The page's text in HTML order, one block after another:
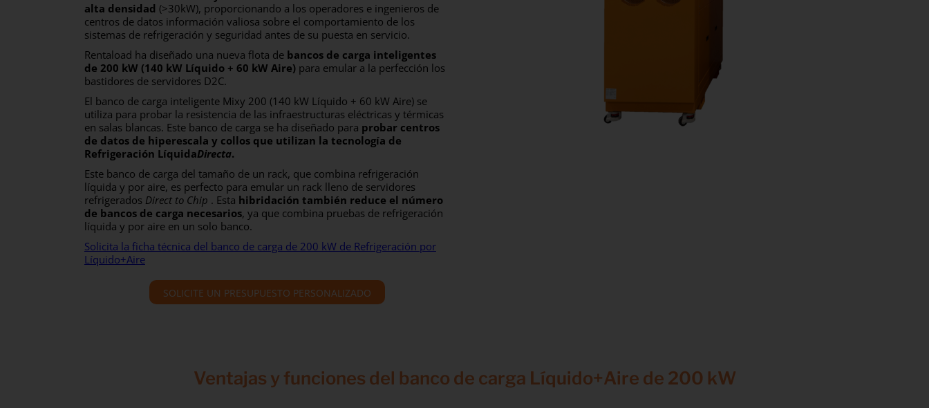
alta densidad (>30kW), proporcionando a los operadores e ingenieros de
centros de datos información valiosa sobre el comportamiento de los
sistemas de refrigeración y seguridad antes de su puesta en servicio.
Rentaload ha diseñado una nueva flota de bancos de carga inteligentes
de 200 kW (140 kW Líquido + 60 kW Aire)para emular a la perfección los
bastidores de servidores D2C.
El banco de carga inteligente Mixy 200 (140 kW Líquido + 60 kW Aire) se
utiliza para probar la resistencia de las infraestructuras eléctricas y térmicas
en salas blancas. Este banco de carga se ha diseñado para probar centros
de datos de hiperescala y collos que utilizan la tecnología de
Refrigeración LíquidaDirecta.
Este banco de carga del tamaño de un rack, que combina refrigeración
líquida y por aire, es perfecto para emular un rack lleno de servidores
refrigerados Direct to Chip . Esta hibridación también reduce el número
de bancos de carga necesarios, ya que combina pruebas de refrigeración
líquida y por aire en un solo banco.
Solicita la ficha técnica del banco de carga de 200 kW de Refrigeración por
Líquido+Aire
SOLICITE UN PRESUPUESTO PERSONALIZADO
Ventajas y funciones del banco de carga Líquido+Aire de 200 kW